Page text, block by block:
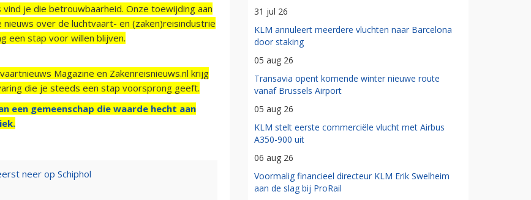
je die betrouwbaarheid. Onze toewijding aan
over de luchtvaart- en (zaken)reisindustrie
een stap voor willen blijven.
Magazine en Zakenreisnieuws.nl krijg
die je steeds een stap voorsprong geeft.
een gemeenschap die waarde hecht aan
neer op Schiphol
31 jul 26
KLM annuleert meerdere vluchten naar Barcelona
door staking
05 aug 26
Transavia opent komende winter nieuwe route
vanaf Brussels Airport
05 aug 26
KLM stelt eerste commerciële vlucht met Airbus
A350-900 uit
06 aug 26
Voormalig financieel directeur KLM Erik Swelheim
aan de slag bij ProRail